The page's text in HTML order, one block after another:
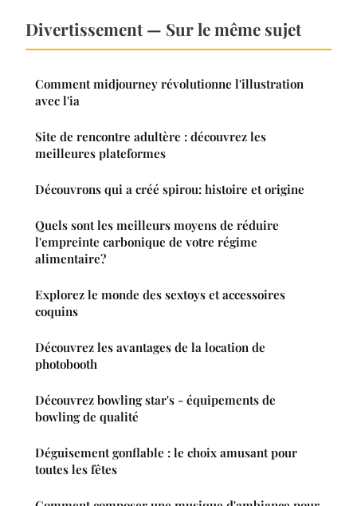
Divertissement — Sur le même sujet
Comment midjourney révolutionne l'illustration
avec l'ia
Site de rencontre adultère : découvrez les
meilleures plateformes
Découvrons qui a créé spirou: histoire et origine
Quels sont les meilleurs moyens de réduire
l'empreinte carbonique de votre régime
alimentaire?
Explorez le monde des sextoys et accessoires
coquins
Découvrez les avantages de la location de
photobooth
Découvrez bowling star's - équipements de
bowling de qualité
Déguisement gonflable : le choix amusant pour
toutes les fêtes